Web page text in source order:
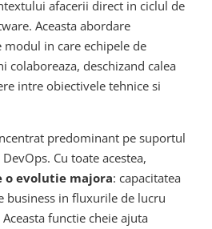
afacerii direct in ciclul de
Aceasta abordare
in care echipele de
colaboreaza, deschizand calea
intre obiectivele tehnice si
predominant pe suportul
Cu toate acestea,
o evolutie majora: capacitatea
business in fluxurile de lucru
functie cheie ajuta